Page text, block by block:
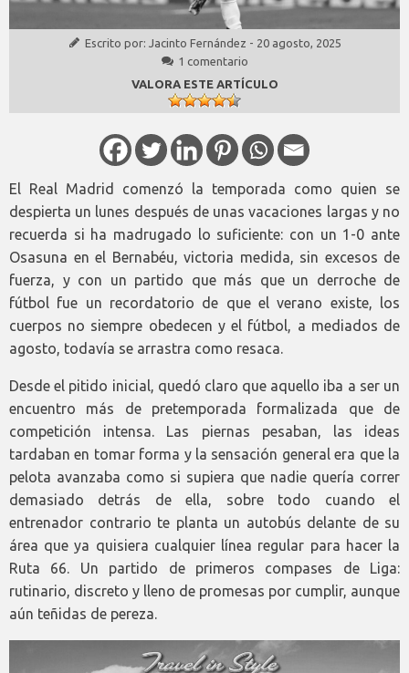
Escrito por: Jacinto Fernández - 20 agosto, 2025
1 comentario
VALORA ESTE ARTÍCULO
El Real Madrid comenzó la temporada como quien se
despierta un lunes después de unas vacaciones largas y no
recuerda si ha madrugado lo suficiente: con un 1-0 ante
Osasuna en el Bernabéu, victoria medida, sin excesos de
fuerza, y con un partido que más que un derroche de
fútbol fue un recordatorio de que el verano existe, los
cuerpos no siempre obedecen y el fútbol, a mediados de
agosto, todavía se arrastra como resaca.
Desde el pitido inicial, quedó claro que aquello iba a ser un
encuentro más de pretemporada formalizada que de
competición intensa. Las piernas pesaban, las ideas
tardaban en tomar forma y la sensación general era que la
pelota avanzaba como si supiera que nadie quería correr
demasiado detrás de ella, sobre todo cuando el
entrenador contrario te planta un autobús delante de su
área que ya quisiera cualquier línea regular para hacer la
Ruta 66. Un partido de primeros compases de Liga:
rutinario, discreto y lleno de promesas por cumplir, aunque
aún teñidas de pereza.